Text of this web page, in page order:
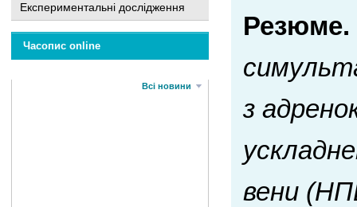
Експериментальні дослідження
Часопис online
Всі новини
Резюме.
з
вени